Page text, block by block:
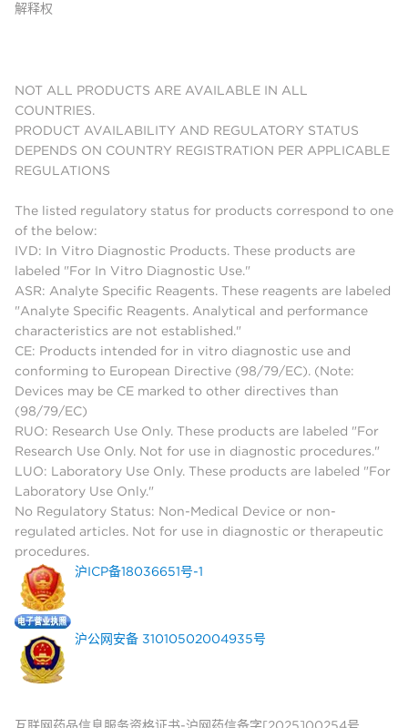
解释权
NOT ALL PRODUCTS ARE AVAILABLE IN ALL
COUNTRIES.
PRODUCT AVAILABILITY AND REGULATORY STATUS
DEPENDS ON COUNTRY REGISTRATION PER APPLICABLE
REGULATIONS
The listed regulatory status for products correspond to one
of the below:
IVD: In Vitro Diagnostic Products. These products are
labeled "For In Vitro Diagnostic Use."
ASR: Analyte Specific Reagents. These reagents are labeled
"Analyte Specific Reagents. Analytical and performance
characteristics are not established."
CE: Products intended for in vitro diagnostic use and
conforming to European Directive (98/79/EC). (Note:
Devices may be CE marked to other directives than
(98/79/EC)
RUO: Research Use Only. These products are labeled "For
Research Use Only. Not for use in diagnostic procedures."
LUO: Laboratory Use Only. These products are labeled "For
Laboratory Use Only."
No Regulatory Status: Non-Medical Device or non-
regulated articles. Not for use in diagnostic or therapeutic
procedures.
沪ICP备18036651号-1
沪公网安备 31010502004935号